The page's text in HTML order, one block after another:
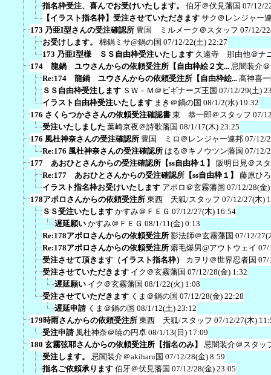
指名枠受注、喜んでお受けいたします。
伯牙＠伏見藩国 07/12/
【イラスト指名枠】受注させていただきます サク＠レンジャー
173 乃亜I型さんの受注確認所 豊国 ミルメーク＠スタッフ 07/12/
お受けします。
棉鍋ミサ@鍋の国 07/12/22(土) 22:27
173 乃亜I型様 ＳＳ自由枠受注いたします 久遠寺 那由他＠ナ
174 龍鍋 ユウさんからの依頼受注所【自由枠絵２文... 忌闇装介
Re:174 龍鍋 ユウさんからの依頼受注所【自由枠絵... 高神喜
ＳＳ自由枠受注します ＳＷ－Ｍ＠ビギナーズ王国 07/12/29(土)
イラスト自由枠受注いたします まき＠鍋の国 08/1/2(水) 19:32
176 さくらつかささんの依頼受注確認書 東 恭一郎＠スタッフ 07/
受注いたしました 葉崎京夜＠詩歌藩国 08/1/17(木) 23:25
176 風杜神奈さんの受注確認所 豊国 ミロ＠レンジャー連邦 07/12/
Re:176 風杜神奈さんの受注確認所 はる＠キノウツン藩国 07/12/
177 あおひとさんからの受注確認所【ss自由枠１】
阪明日見＠ス
Re:177 あおひとさんからの受注確認所【ss自由枠１】
藤原ひ
イラスト指名枠お受けいたします アポロ＠玄霧藩国 07/12/28(金
178アポロさんからの依頼受注所 東西 天狐/スタッフ 07/12/27(木)
ＳＳ受注いたします かすみ＠ＦＥＧ 07/12/27(木) 16:54
遅延願い かすみ＠ＦＥＧ 08/1/11(金) 0:13
Re:178アポロさんからの依頼受注所 影法師＠玄霧藩国 07/12/27(
Re:178アポロさんからの依頼受注所 癖毛爆男@アウトウェイ 07/
受注させて頂きます（イラスト指名枠）
カヲリ＠世界忍者国 07/
受注させていただきます イク＠玄霧藩国 07/12/28(金) 1:32
遅延願い イク＠玄霧藩国 08/1/22(火) 1:08
受注させていただきます くま＠鍋の国 07/12/28(金) 22:28
遅延申請 くま＠鍋の国 08/1/12(土) 23:12
179時雨さんからの依頼受注所 東西 天狐/スタッフ 07/12/27(木)
受注申請 風杜神奈＠暁の円卓 08/1/13(日) 17:09
180 玄霧弦耶さんからの依頼受注所【指名のみ】
忌闇装介＠スタッ
受注します。
忌闇装介＠akiharu国 07/12/28(金) 8:59
指名ご依頼承ります 伯牙＠伏見藩国 07/12/28(金) 23:05